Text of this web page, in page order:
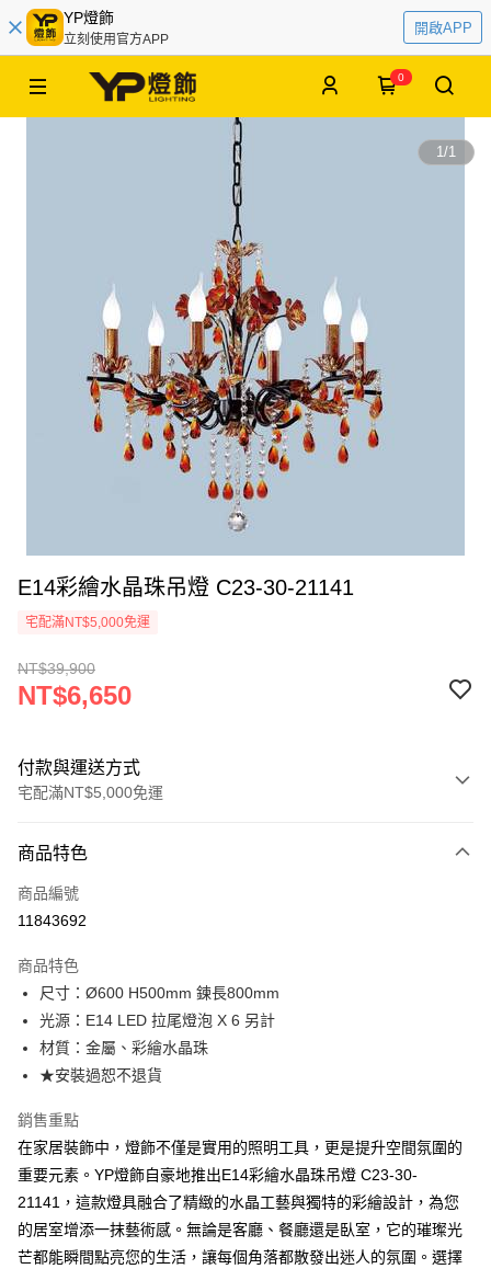
YP燈飾
立刻使用官方APP
開啟APP
0
1/1
E14彩繪水晶珠吊燈 C23-30-21141
宅配滿NT$5,000免運
NT$39,900
NT$6,650
付款與運送方式
宅配滿NT$5,000免運
信用卡一次付款
LINE Pay
街口支付
悠遊付
Google Pay
全盈+PAY
AFTEE先享後付
相關說明
【關於「AFTEE先享後付」】
AFTEE先享後付是「在收到商品之後才付款」的支付方式。 讓您購物簡單
便利好安心！
１．簡單：不需註冊會員、不需綁卡、不需儲值。
商品特色
商品編號
11843692
商品特色
尺寸：Ø600 H500mm 鍊長800mm
光源：E14 LED 拉尾燈泡 X 6 另計
材質：金屬、彩繪水晶珠
★安裝過恕不退貨
銷售重點
在家居裝飾中，燈飾不僅是實用的照明工具，更是提升空間氛圍的
重要元素。YP燈飾自豪地推出E14彩繪水晶珠吊燈 C23-30-
21141，這款燈具融合了精緻的水晶工藝與獨特的彩繪設計，為您
的居室增添一抹藝術感。無論是客廳、餐廳還是臥室，它的璀璨光
芒都能瞬間點亮您的生活，讓每個角落都散發出迷人的氛圍。選擇